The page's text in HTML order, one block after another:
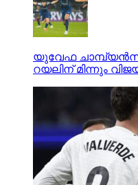
യുവേഫ ചാമ്പ്യന്‍സ്
റയലിന് മിന്നും